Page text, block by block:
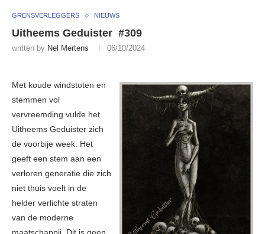
GRENSVERLEGGERS NIEUWS
Uitheems Geduister #309
written by Nel Mertens 06/10/2024
Met koude windstoten en
stemmen vol
vervreemding vulde het
Uitheems Geduister zich
de voorbije week. Het
geeft een stem aan een
verloren generatie die zich
niet thuis voelt in de
helder verlichte straten
van de moderne